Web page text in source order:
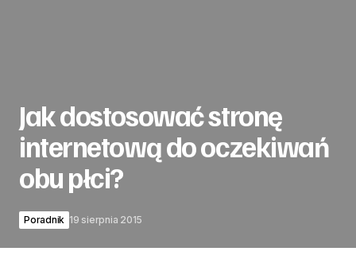
Jak dostosować stronę
internetową do oczekiwań
obu płci?
Poradnik 19 sierpnia 2015